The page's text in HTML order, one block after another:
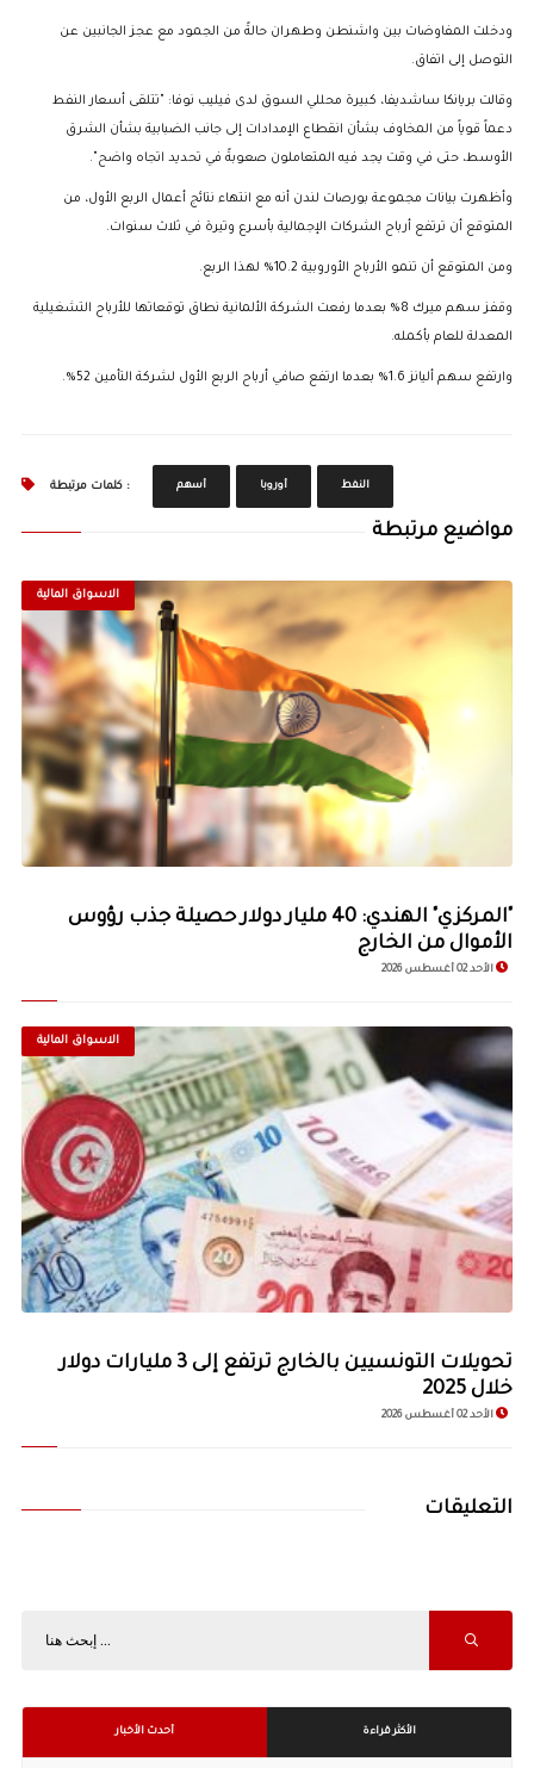
ودخلت المفاوضات بين واشنطن وطهران حالةً من الجمود مع عجز الجانبين عن
التوصل إلى اتفاق.
وقالت بريانكا ساشديفا، كبيرة محللي السوق لدى فيليب نوفا: "تتلقى أسعار النفط
دعماً قوياً من المخاوف بشأن انقطاع الإمدادات إلى جانب الضبابية بشأن الشرق
الأوسط، حتى في وقت يجد فيه المتعاملون صعوبةً في تحديد اتجاه واضح".
وأظهرت بيانات مجموعة بورصات لندن أنه مع انتهاء نتائج أعمال الربع الأول، من
المتوقع أن ترتفع أرباح الشركات الإجمالية بأسرع وتيرة في ثلاث سنوات.
ومن المتوقع أن تنمو الأرباح الأوروبية 10.2% لهذا الربع.
وقفز سهم ميرك 8% بعدما رفعت الشركة الألمانية نطاق توقعاتها للأرباح التشغيلية
المعدلة للعام بأكمله.
وارتفع سهم أليانز 1.6% بعدما ارتفع صافي أرباح الربع الأول لشركة التأمين 52%.
كلمات مرتبطة : أسهم أوروبا النفط
مواضيع مرتبطة
الاسواق المالية
"المركزي" الهندي: 40 مليار دولار حصيلة جذب رؤوس
الأموال من الخارج
الأحد 02 أغسطس 2026
الاسواق المالية
تحويلات التونسيين بالخارج ترتفع إلى 3 مليارات دولار
خلال 2025
الأحد 02 أغسطس 2026
التعليقات
الأكثر قراءة أحدث الأخبار